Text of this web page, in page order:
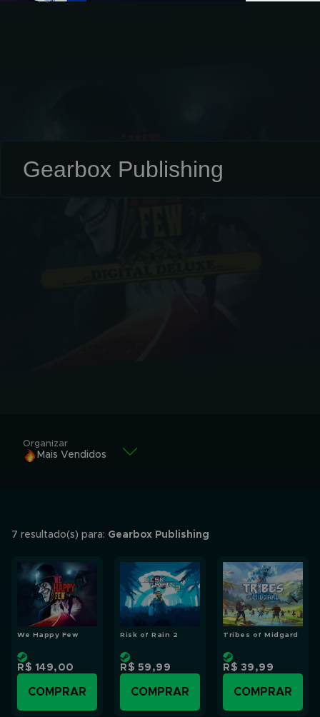
Organizar
Mais Vendidos
Alfabeticamente
Maior valor
7 resultado(s) para: Gearbox Publishing
We Happy Few
R$ 149,00
COMPRAR
Risk of Rain 2
R$ 59,99
COMPRAR
Tribes of Midgard
R$ 39,99
COMPRAR